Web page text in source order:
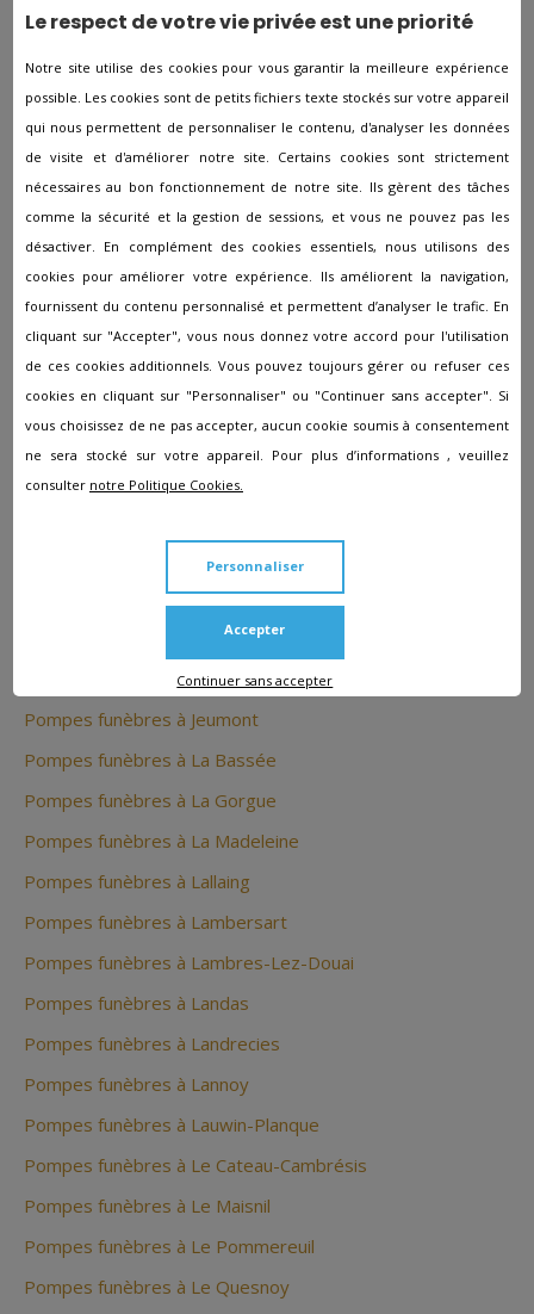
Pompes funèbres à Haspres
Pompes funèbres à Haubourdin
Pompes funèbres à HAULCHIN
Pompes funèbres à Haussy
Pompes funèbres à Hautmont
Pompes funèbres à Hazebrouck
Pompes funèbres à Hem
Pompes funèbres à Hergnies
Pompes funèbres à Herlies
Pompes funèbres à Hondschoote
Pompes funèbres à Hordain
Pompes funèbres à Houplines
Pompes funèbres à Inchy
Pompes funèbres à Iwuy
Pompes funèbres à Jenlain
Pompes funèbres à Jeumont
Pompes funèbres à La Bassée
Pompes funèbres à La Gorgue
Pompes funèbres à La Madeleine
Pompes funèbres à Lallaing
Pompes funèbres à Lambersart
Pompes funèbres à Lambres-Lez-Douai
Pompes funèbres à Landas
Pompes funèbres à Landrecies
Pompes funèbres à Lannoy
Pompes funèbres à Lauwin-Planque
Pompes funèbres à Le Cateau-Cambrésis
Pompes funèbres à Le Maisnil
Pompes funèbres à Le Pommereuil
Pompes funèbres à Le Quesnoy
Le respect de votre vie privée est une priorité
Notre site utilise des cookies pour vous garantir la meilleure expérience
possible. Les cookies sont de petits fichiers texte stockés sur votre appareil
qui nous permettent de personnaliser le contenu, d'analyser les données
de visite et d'améliorer notre site. Certains cookies sont strictement
nécessaires au bon fonctionnement de notre site. Ils gèrent des tâches
comme la sécurité et la gestion de sessions, et vous ne pouvez pas les
désactiver. En complément des cookies essentiels, nous utilisons des
cookies pour améliorer votre expérience. Ils améliorent la navigation,
fournissent du contenu personnalisé et permettent d’analyser le trafic. En
cliquant sur "Accepter", vous nous donnez votre accord pour l'utilisation
de ces cookies additionnels. Vous pouvez toujours gérer ou refuser ces
cookies en cliquant sur "Personnaliser" ou "Continuer sans accepter". Si
vous choisissez de ne pas accepter, aucun cookie soumis à consentement
ne sera stocké sur votre appareil. Pour plus d’informations , veuillez
consulter notre Politique Cookies.
Continuer sans accepter
Personnaliser
Accepter